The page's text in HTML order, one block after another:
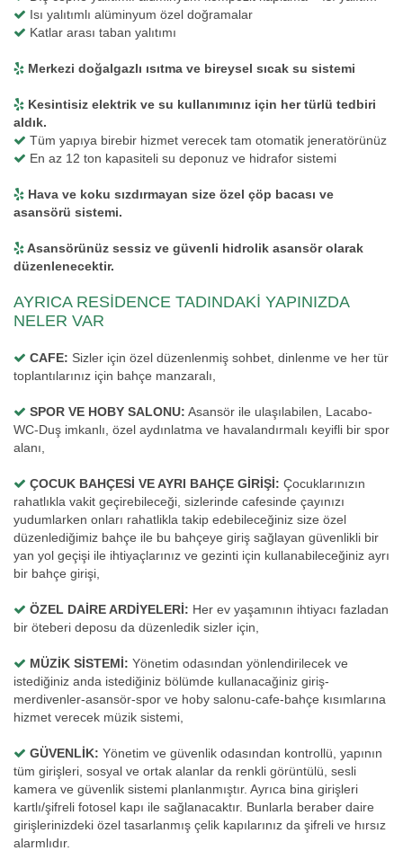
Isı yalıtımlı alüminyum özel doğramalar
Katlar arası taban yalıtımı
Merkezi doğalgazlı ısıtma ve bireysel sıcak su sistemi
Kesintisiz elektrik ve su kullanımınız için her türlü tedbiri
aldık.
Tüm yapıya birebir hizmet verecek tam otomatik jeneratörünüz
En az 12 ton kapasiteli su deponuz ve hidrafor sistemi
Hava ve koku sızdırmayan size özel çöp bacası ve
asansörü sistemi.
Asansörünüz sessiz ve güvenli hidrolik asansör olarak
düzenlenecektir.
AYRICA RESİDENCE TADINDAKİ YAPINIZDA
NELER VAR
CAFE: Sizler için özel düzenlenmiş sohbet, dinlenme ve her tür
toplantılarınız için bahçe manzaralı,
SPOR VE HOBY SALONU: Asansör ile ulaşılabilen, Lacabo-
WC-Duş imkanlı, özel aydınlatma ve havalandırmalı keyifli bir spor
alanı,
ÇOCUK BAHÇESİ VE AYRI BAHÇE GİRİŞİ: Çocuklarınızın
rahatlıkla vakit geçirebileceği, sizlerinde cafesinde çayınızı
yudumlarken onları rahatlikla takip edebileceğiniz size özel
düzenlediğimiz bahçe ile bu bahçeye giriş sağlayan güvenlikli bir
yan yol geçişi ile ihtiyaçlarınız ve gezinti için kullanabileceğiniz ayrı
bir bahçe girişi,
ÖZEL DAİRE ARDİYELERİ: Her ev yaşamının ihtiyacı fazladan
bir öteberi deposu da düzenledik sizler için,
MÜZİK SİSTEMİ: Yönetim odasından yönlendirilecek ve
istediğiniz anda istediğiniz bölümde kullanacağiniz giriş-
merdivenler-asansör-spor ve hoby salonu-cafe-bahçe kısımlarına
hizmet verecek müzik sistemi,
GÜVENLİK: Yönetim ve güvenlik odasından kontrollü, yapının
tüm girişleri, sosyal ve ortak alanlar da renkli görüntülü, sesli
kamera ve güvenlik sistemi planlanmıştır. Ayrıca bina girişleri
kartlı/şifreli fotosel kapı ile sağlanacaktır. Bunlarla beraber daire
girişlerinizdeki özel tasarlanmış çelik kapılarınız da şifreli ve hırsız
alarmlıdır.